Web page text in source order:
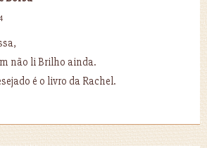
não li Brilho ainda.
é o livro da Rachel.